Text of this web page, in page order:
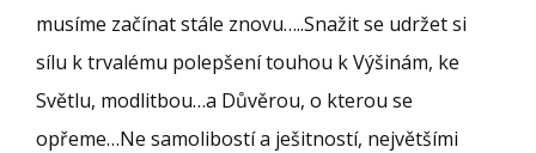
musíme začínat stále znovu…..Snažit se udržet si
sílu k trvalému polepšení touhou k Výšinám, ke
Světlu, modlitbou…a Důvěrou, o kterou se
opřeme…Ne samolibostí a ješitností, největšími